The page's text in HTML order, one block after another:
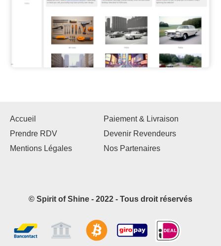
Accueil
Paiement & Livraison
Prendre RDV
Devenir Revendeurs
Mentions Légales
Nos Partenaires
© Spirit of Shine - 2022 - Tous droit réservés